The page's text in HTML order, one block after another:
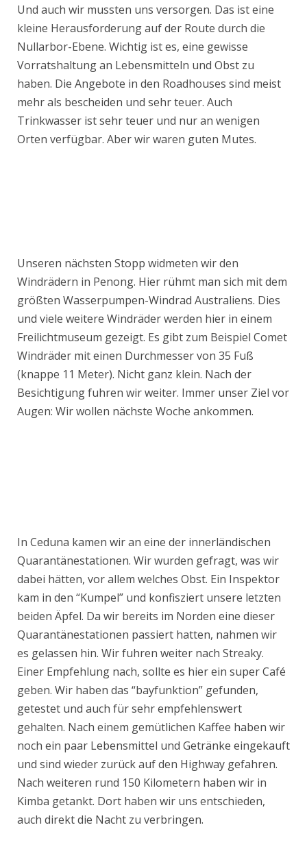
Und auch wir mussten uns versorgen. Das ist eine
kleine Herausforderung auf der Route durch die
Nullarbor-Ebene. Wichtig ist es, eine gewisse
Vorratshaltung an Lebensmitteln und Obst zu
haben. Die Angebote in den Roadhouses sind meist
mehr als bescheiden und sehr teuer. Auch
Trinkwasser ist sehr teuer und nur an wenigen
Orten verfügbar. Aber wir waren guten Mutes.
Unseren nächsten Stopp widmeten wir den
Windrädern in Penong. Hier rühmt man sich mit dem
größten Wasserpumpen-Windrad Australiens. Dies
und viele weitere Windräder werden hier in einem
Freilichtmuseum gezeigt. Es gibt zum Beispiel Comet
Windräder mit einen Durchmesser von 35 Fuß
(knappe 11 Meter). Nicht ganz klein. Nach der
Besichtigung fuhren wir weiter. Immer unser Ziel vor
Augen: Wir wollen nächste Woche ankommen.
In Ceduna kamen wir an eine der innerländischen
Quarantänestationen. Wir wurden gefragt, was wir
dabei hätten, vor allem welches Obst. Ein Inspektor
kam in den “Kumpel” und konfisziert unsere letzten
beiden Äpfel. Da wir bereits im Norden eine dieser
Quarantänestationen passiert hatten, nahmen wir
es gelassen hin. Wir fuhren weiter nach Streaky.
Einer Empfehlung nach, sollte es hier ein super Café
geben. Wir haben das “bayfunktion” gefunden,
getestet und auch für sehr empfehlenswert
gehalten. Nach einem gemütlichen Kaffee haben wir
noch ein paar Lebensmittel und Getränke eingekauft
und sind wieder zurück auf den Highway gefahren.
Nach weiteren rund 150 Kilometern haben wir in
Kimba getankt. Dort haben wir uns entschieden,
auch direkt die Nacht zu verbringen.